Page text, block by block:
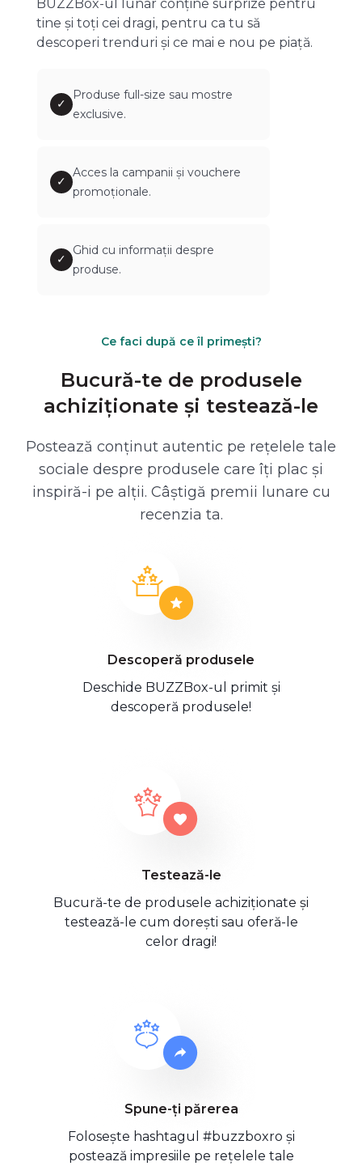
BUZZBox-ul lunar conține surprize pentru
tine și toți cei dragi, pentru ca tu să
descoperi trenduri și ce mai e nou pe piață.
✓
Produse full-size sau mostre
exclusive.
✓
Acces la campanii și vouchere
promoționale.
✓
Ghid cu informații despre
produse.
Ce faci după ce îl primești?
Bucură-te de produsele
achiziționate și testează-le
Postează conținut autentic pe rețelele tale
sociale despre produsele care îți plac și
inspiră-i pe alții. Câștigă premii lunare cu
recenzia ta.
Descoperă produsele
Deschide BUZZBox-ul primit și
descoperă produsele!
Testează-le
Bucură-te de produsele achiziționate și
testează-le cum dorești sau oferă-le
celor dragi!
Spune-ți părerea
Folosește hashtagul #buzzboxro și
postează impresiile pe rețelele tale